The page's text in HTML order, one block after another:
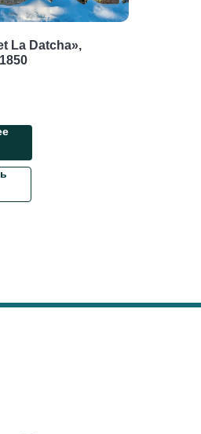
La Datcha»,